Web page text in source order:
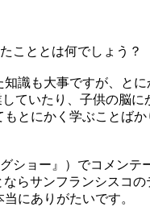
こととは何でしょう？
識も大事ですが、と
ていたり、子供の脳
とにかく学ぶことば
ショー』）でコメン
らサンフランシスコ
にありがたいです。